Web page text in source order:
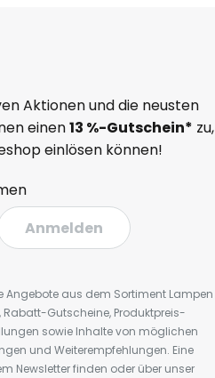
Aktionen und die neusten
einen13 %-Gutschein* zu,
einlösen können!
Anmelden
Angebote aus dem Sortiment Lampen
Gutscheine, Produktpreis-
sowie Inhalte von möglichen
und Weiterempfehlungen. Eine
Newsletter finden oder über unser